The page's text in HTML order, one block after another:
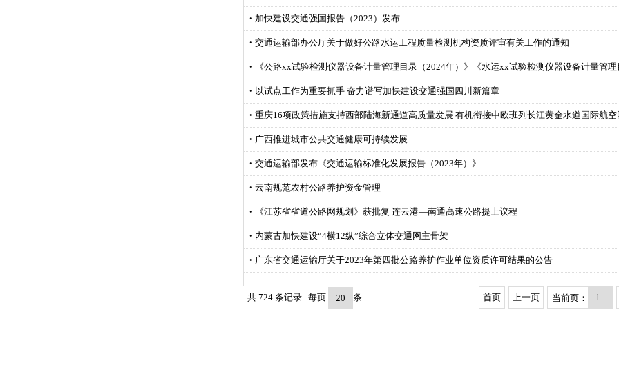
• 加快建设交通强国报告（2023）发布
• 交通运输部办公厅关于做好公路水运工程质量检测机构资质评审有关工作的通知
• 以试点工作为重要抓手 奋力谱写加快建设交通强国四川新篇章
• 重庆16项政策措施支持西部陆海新通道高质量发展 有机衔接中欧班列长江黄金水道国际航空
• 广西推进城市公共交通健康可持续发展
• 交通运输部发布《交通运输标准化发展报告（2023年）》
• 云南规范农村公路养护资金管理
• 《江苏省省道公路网规划》获批复 连云港—南通高速公路提上议程
• 内蒙古加快建设“4横12纵”综合立体交通网主骨架
• 广东省交通运输厅关于2023年第四批公路养护作业单位资质许可结果的公告
共 724 条记录 每页 条 首页 上一页 当前页：